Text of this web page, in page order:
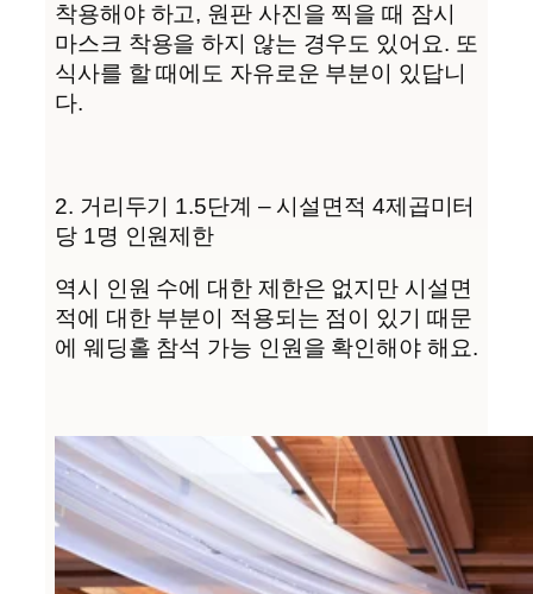
착용해야 하고, 원판 사진을 찍을 때 잠시
마스크 착용을 하지 않는 경우도 있어요. 또
식사를 할 때에도 자유로운 부분이 있답니
다.
2. 거리두기 1.5단계 – 시설면적 4제곱미터
당 1명 인원제한
역시 인원 수에 대한 제한은 없지만 시설면
적에 대한 부분이 적용되는 점이 있기 때문
에 웨딩홀 참석 가능 인원을 확인해야 해요.